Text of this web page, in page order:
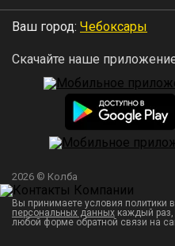
Ваш город: Чебоксары
Скачайте наше
2026 © Колба
Вы принимаете условия политики
персональных данных каждый раз,
любой форме обратной связи на